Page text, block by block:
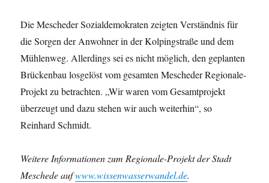
Die Mescheder Sozialdemokraten zeigten Verständnis für
die Sorgen der Anwohner in der Kolpingstraße und dem
Mühlenweg. Allerdings sei es nicht möglich, den geplanten
Brückenbau losgelöst vom gesamten Mescheder Regionale-
Projekt zu betrachten. „Wir waren vom Gesamtprojekt
überzeugt und dazu stehen wir auch weiterhin“, so
Reinhard Schmidt.
Weitere Informationen zum Regionale-Projekt der Stadt
Meschede aufwww.wissenwasserwandel.de.